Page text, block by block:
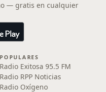
— gratis en cualquier
POPULARES
Radio Exitosa 95.5 FM
Radio RPP Noticias
Radio Oxígeno